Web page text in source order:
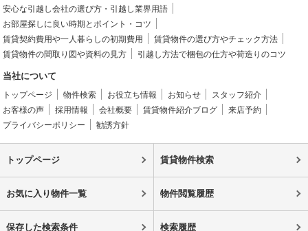
安心な引越し会社の選び方・引越し業界用語
お部屋探しに良い時期とポイント・コツ
賃貸契約費用や一人暮らしの初期費用
賃貸物件の選び方やチェック方法
賃貸物件の間取り図や資料の見方
引越し方法で梱包の仕方や荷造りのコツ
当社について
トップページ 物件検索 お役立ち情報 お知らせ
スタッフ紹介
お客様の声
採用情報 会社概要 賃貸物件紹介ブログ
来店予約
プライバシーポリシー
勧誘方針
トップページ 賃貸物件検索
お気に入り物件一覧 物件閲覧履歴
保存した検索条件 検索履歴